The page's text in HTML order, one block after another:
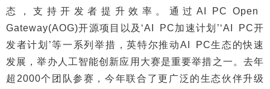
态，支持开发者提升效率。通过AI PC Open
Gateway(AOG)开源项目以及‘AI PC加速计划’‘AI PC开
发者计划’等一系列举措，英特尔推动AI PC生态的快速
发展，举办人工智能创新应用大赛是重要举措之一。去年
超2000个团队参赛，今年联合了更广泛的生态伙伴升级